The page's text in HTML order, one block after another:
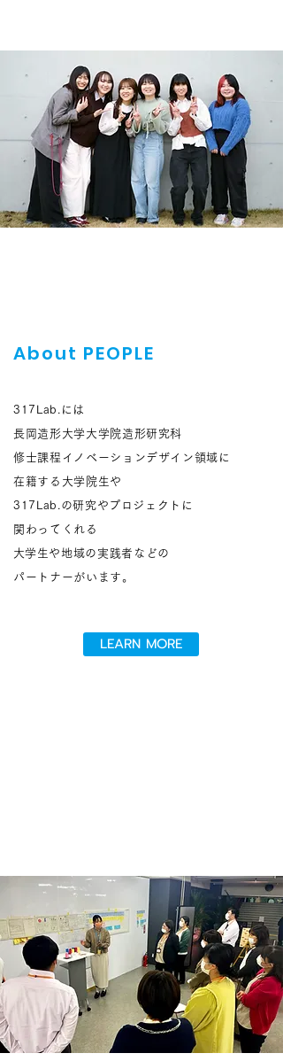
About PEOPLE
317Lab.には
長岡造形大学大学院造形研究科
修士課程イノベーションデザイン領域に
在籍する大学院生や
317Lab.の研究やプロジェクト​に
関わってくれる
​大学生や地域の実践者などの
パートナーがいます。
LEARN MORE